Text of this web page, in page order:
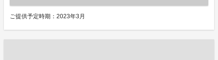
ご提供予定時期：2023年3月